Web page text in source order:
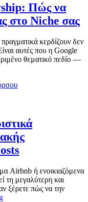
Πώς να
στο Niche σας
κερδίζουν δεν
αυτές που η Google
θεματικό πεδίο —
Airbnb ή ενοικιαζόμενα
τη μεγαλύτερη και
ξέρετε πώς να την